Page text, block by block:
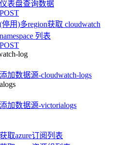
仪表盘查询数据
POST
(停用)多region获取 cloudwatch
namespace 列表
POST
log
添加数据源-cloudwatch-logs
添加数据源-victorialogs
获取azure订阅列表